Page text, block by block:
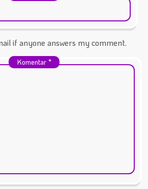
if anyone answers my comment.
Komentar *